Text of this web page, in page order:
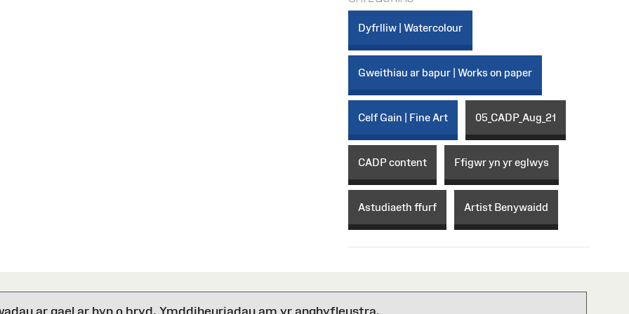
Dyfrlliw | Watercolour
Gweithiau ar bapur | Works on paper
Celf Gain | Fine Art 05_CADP_Aug_21
CADP content Ffigwr yn yr eglwys
Astudiaeth ffurf Artist Benywaidd
ar gael ar hyn o bryd. Ymddiheuriadau am yr anghyfleustra.